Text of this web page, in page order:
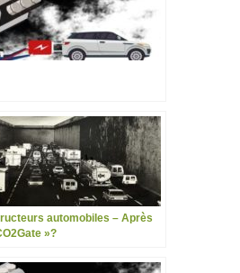
automobiles – Après
»?